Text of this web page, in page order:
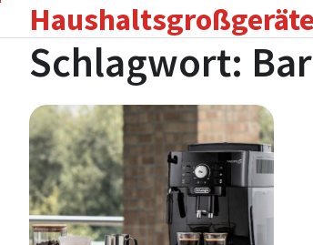
content
Haushaltsgroßgeräte
Schlagwort: